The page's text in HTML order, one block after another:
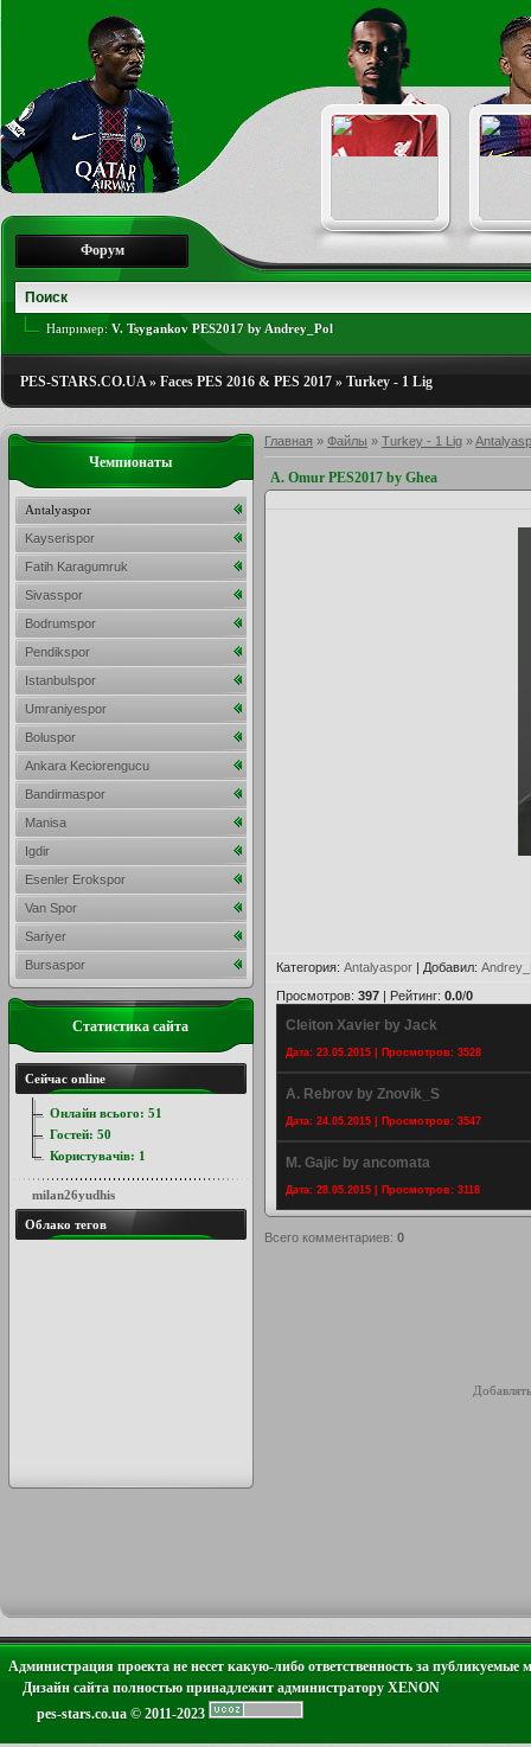
Форум
Например: V. Tsygankov PES2017 by Andrey_Pol
PES-STARS.CO.UA» Faces PES 2016 & PES 2017 » Turkey - 1 Lig
Главная » Файлы » Turkey - 1 Lig »
A. Omur PES2017 by Ghea
Категория: Antalyaspor | Добавил:
Просмотров: 397 | Рейтинг: 0.0/0
Cleiton Xavier by Jack
Дата: 23.05.2015 | Просмотров: 3528
A. Rebrov by Znovik_S
Дата: 24.05.2015 | Просмотров: 3547
M. Gajic by ancomata
Дата: 28.05.2015 | Просмотров: 3118
Всего комментариев: 0
Чемпионаты
Antalyaspor
Kayserispor
Fatih Karagumruk
Sivasspor
Bodrumspor
Pendikspor
Istanbulspor
Umraniyespor
Boluspor
Ankara Keciorengucu
Bandirmaspor
Manisa
Igdir
Esenler Erokspor
Van Spor
Sariyer
Bursaspor
Статистика сайта
Сейчас online
Онлайн всього: 51
Гостей: 50
Користувачів: 1
milan26yudhis
Облако тегов
Администрация проекта не несет какую-либо ответственность за публикуемые
Дизайн сайта полностью принадлежит администратору XENON
pes-stars.co.ua © 2011-2023